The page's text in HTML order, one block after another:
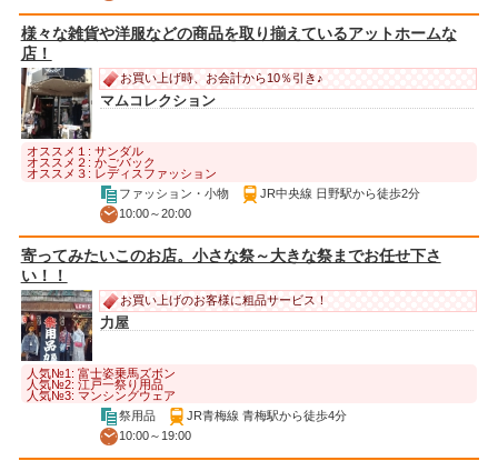
様々な雑貨や洋服などの商品を取り揃えているアットホームな
店！
お買い上げ時、お会計から10％引き♪
マムコレクション
オススメ１: サンダル
オススメ２: かごバック
オススメ３: レディスファッション
ファッション・小物
JR中央線 日野駅から徒歩2分
10:00～20:00
寄ってみたいこのお店。小さな祭～大きな祭までお任せ下さ
い！！
お買い上げのお客様に粗品サービス！
力屋
人気№1: 富士姿乗馬ズボン
人気№2: 江戸一祭り用品
人気№3: マンシングウェア
祭用品
JR青梅線 青梅駅から徒歩4分
10:00～19:00